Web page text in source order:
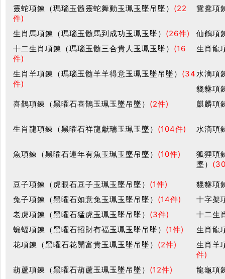
靈蛇項鍊（瑪瑙玉髓靈蛇舞動玉珮玉墜吊墜） (22
件)
鴛鴦項
生肖馬項鍊（瑪瑙玉髓馬到成功玉珮玉墜） (26件)
仙鶴項
十二生肖項鍊（瑪瑙玉髓三合貴人玉珮玉墜） (16
件)
生肖龍
生肖羊項鍊（瑪瑙玉髓羊羊得意玉珮玉墜吊墜） (34
件)
水滴項
貔貅項
喜鵲項鍊（黑曜石喜鵲玉珮玉墜吊墜） (2件) 麒麟項
生肖龍項鍊（黑曜石祥龍獻瑞玉珮玉墜） (104件) 水滴項
魚項鍊（黑曜石連年有魚玉珮玉墜吊墜） (10件)
狐狸項
墜）
豆子項鍊（虎眼石豆子玉珮玉墜吊墜） (1件)
貔貅項
兔子項鍊（黑曜石如意兔玉珮玉墜吊墜） (14件)
十字架
老虎項鍊（黑曜石猛虎玉珮玉墜吊墜） (3件)
十二生
蝙蝠項鍊（黑曜石招財有福玉珮玉墜吊墜） (1件)
生肖龍
花項鍊（黑曜石花開富貴玉珮玉墜吊墜） (2件)
生肖羊
件)
葫蘆項鍊（黑曜石葫蘆玉珮玉墜吊墜） (12件)
龍龜項